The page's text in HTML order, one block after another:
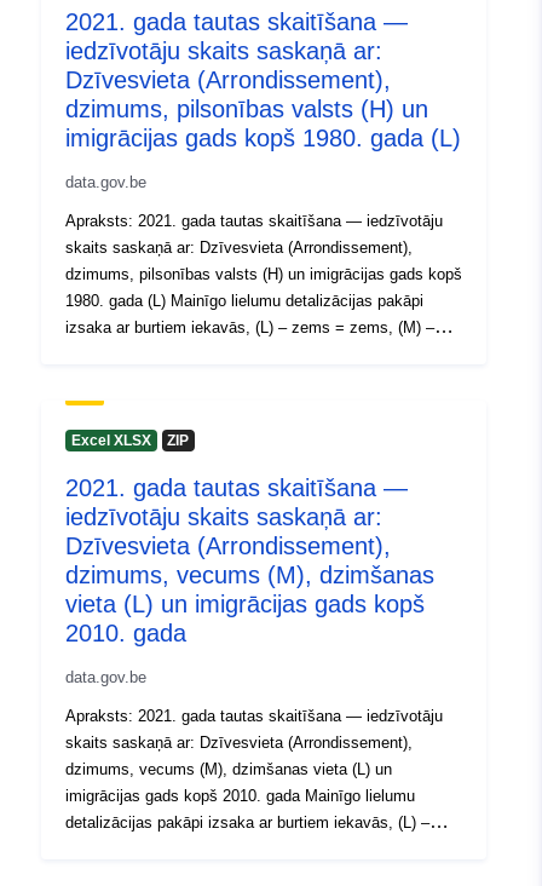
Tips:
Polygon
Identifikatori: NodeID5629
uriRef: http://data.europa.eu/88u/dataset/
Piekļuves
tiesības:
Periods:
01 January 2021
- 31 December 2021
2021. gada tautas skaitīšana —
iedzīvotāju skaits saskaņā ar:
Dzīvesvieta (Arrondissement),
dzimums, pilsonības valsts (H) un
imigrācijas gads kopš 1980. gada (L)
data.gov.be
Apraksts: 2021. gada tautas skaitīšana — iedzīvotāju
skaits saskaņā ar: Dzīvesvieta (Arrondissement),
dzimums, pilsonības valsts (H) un imigrācijas gads kopš
1980. gada (L) Mainīgo lielumu detalizācijas pakāpi
izsaka ar burtiem iekavās, (L) – zems = zems, (M) –
(ES) 2017/543, Regula (EK) Nr. 763/2008 Plašāka
informācija, dati un publikācijas ir pieejami 2021. gada
Excel XLSX ZIP
2021. gada tautas skaitīšana —
iedzīvotāju skaits saskaņā ar:
Dzīvesvieta (Arrondissement),
dzimums, vecums (M), dzimšanas
vieta (L) un imigrācijas gads kopš
2010. gada
data.gov.be
Apraksts: 2021. gada tautas skaitīšana — iedzīvotāju
skaits saskaņā ar: Dzīvesvieta (Arrondissement),
dzimums, vecums (M), dzimšanas vieta (L) un
imigrācijas gads kopš 2010. gada Mainīgo lielumu
detalizācijas pakāpi izsaka ar burtiem iekavās, (L) –